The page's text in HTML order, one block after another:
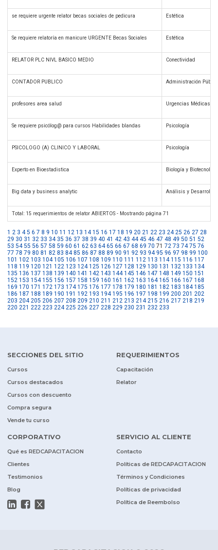
se requiere urgente relator becas sociales de pedicura Estética
Se requiere relatoría en manicure URGENTE Becas Sociales Estética
RELATOR PLC NIVL BASICO MEDIO Conectividad
CONTADOR PUBLICO Administración
profesores area salud Urgencias Médicas
Se requiere psicólog@ para cursos Habilidades blandas Psicología
PSICOLOGO (A) CLINICO Y LABORAL Psicología
Experto en Bioestadistica Biología y
Big data y business analytic Análisis y Desarrollo
Total: 15 requerimientos de relator ABIERTOS - Mostrando página 71
1 2 3 4 5 6 7 8 9 10 11 12 13 14 15 16 17 18 19 20 21 22 23 24 25 26 27 28
29 30 31 32 33 34 35 36 37 38 39 40 41 42 43 44 45 46 47 48 49 50 51 52
53 54 55 56 57 58 59 60 61 62 63 64 65 66 67 68 69 70 71 72 73 74 75 76
77 78 79 80 81 82 83 84 85 86 87 88 89 90 91 92 93 94 95 96 97 98 99 100
101 102 103 104 105 106 107 108 109 110 111 112 113 114 115 116 117
118 119 120 121 122 123 124 125 126 127 128 129 130 131 132 133 134
135 136 137 138 139 140 141 142 143 144 145 146 147 148 149 150 151
152 153 154 155 156 157 158 159 160 161 162 163 164 165 166 167 168
169 170 171 172 173 174 175 176 177 178 179 180 181 182 183 184 185
186 187 188 189 190 191 192 193 194 195 196 197 198 199 200 201 202
203 204 205 206 207 208 209 210 211 212 213 214 215 216 217 218 219
220 221 222 223 224 225 226 227 228 229 230 231 232 233
SECCIONES DEL SITIO
Cursos
Cursos destacados
Cursos con descuento
Compra segura
Vende tu curso
REQUERIMIENTOS
Capacitación
Relator
CORPORATIVO
Qué es REDCAPACITACION
Clientes
Testimonios
Blog
SERVICIO AL CLIENTE
Contacto
Políticas de REDCAPACITACION
Términos y Condiciones
Políticas de privacidad
Política de Reembolso